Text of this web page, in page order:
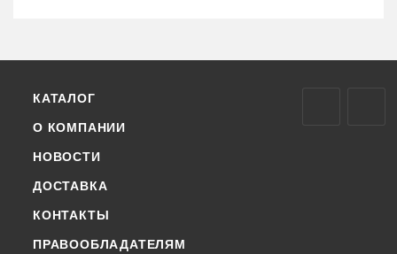
КАТАЛОГ
О КОМПАНИИ
НОВОСТИ
ДОСТАВКА
КОНТАКТЫ
ПРАВООБЛАДАТЕЛЯМ